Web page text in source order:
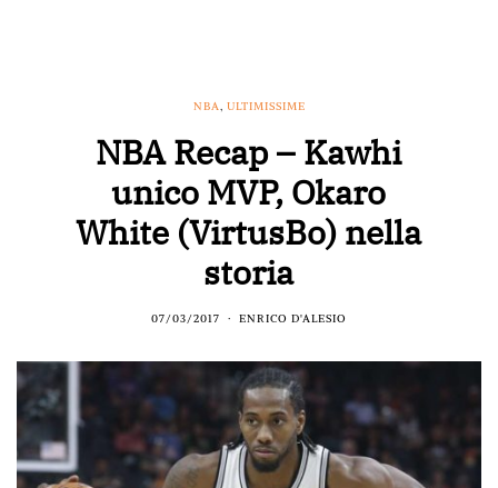
NBA, ULTIMISSIME
NBA Recap – Kawhi
unico MVP, Okaro
White (VirtusBo) nella
storia
07/03/2017 ENRICO D'ALESIO